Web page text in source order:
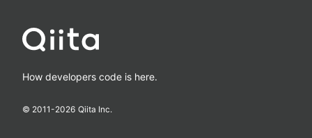
How developers code is here.
© 2011-2026 Qiita Inc.